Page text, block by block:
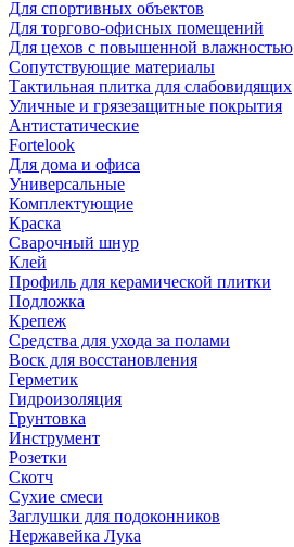
Для спортивных объектов
Для торгово-офисных помещений
Для цехов с повышенной влажностью
Сопутствующие материалы
Тактильная плитка для слабовидящих
Уличные и грязезащитные покрытия
Антистатические
Fortelook
Для дома и офиса
Универсальные
Комплектующие
Краска
Сварочный шнур
Клей
Профиль для керамической плитки
Подложка
Крепеж
Средства для ухода за полами
Воск для восстановления
Герметик
Гидроизоляция
Грунтовка
Инструмент
Розетки
Скотч
Сухие смеси
Заглушки для подоконников
Нержавейка Лука